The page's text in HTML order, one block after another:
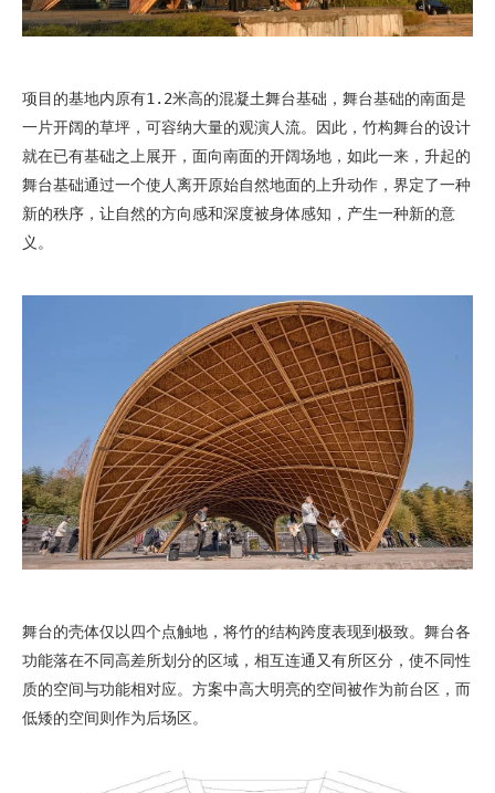
项目的基地内原有1.2米高的混凝土舞台基础，舞台基础的南面是
一片开阔的草坪，可容纳大量的观演人流。因此，竹构舞台的设计
就在已有基础之上展开，面向南面的开阔场地，如此一来，升起的
舞台基础通过一个使人离开原始自然地面的上升动作，界定了一种
新的秩序，让自然的方向感和深度被身体感知，产生一种新的意
义。
舞台的壳体仅以四个点触地，将竹的结构跨度表现到极致。舞台各
功能落在不同高差所划分的区域，相互连通又有所区分，使不同性
质的空间与功能相对应。方案中高大明亮的空间被作为前台区，而
低矮的空间则作为后场区。